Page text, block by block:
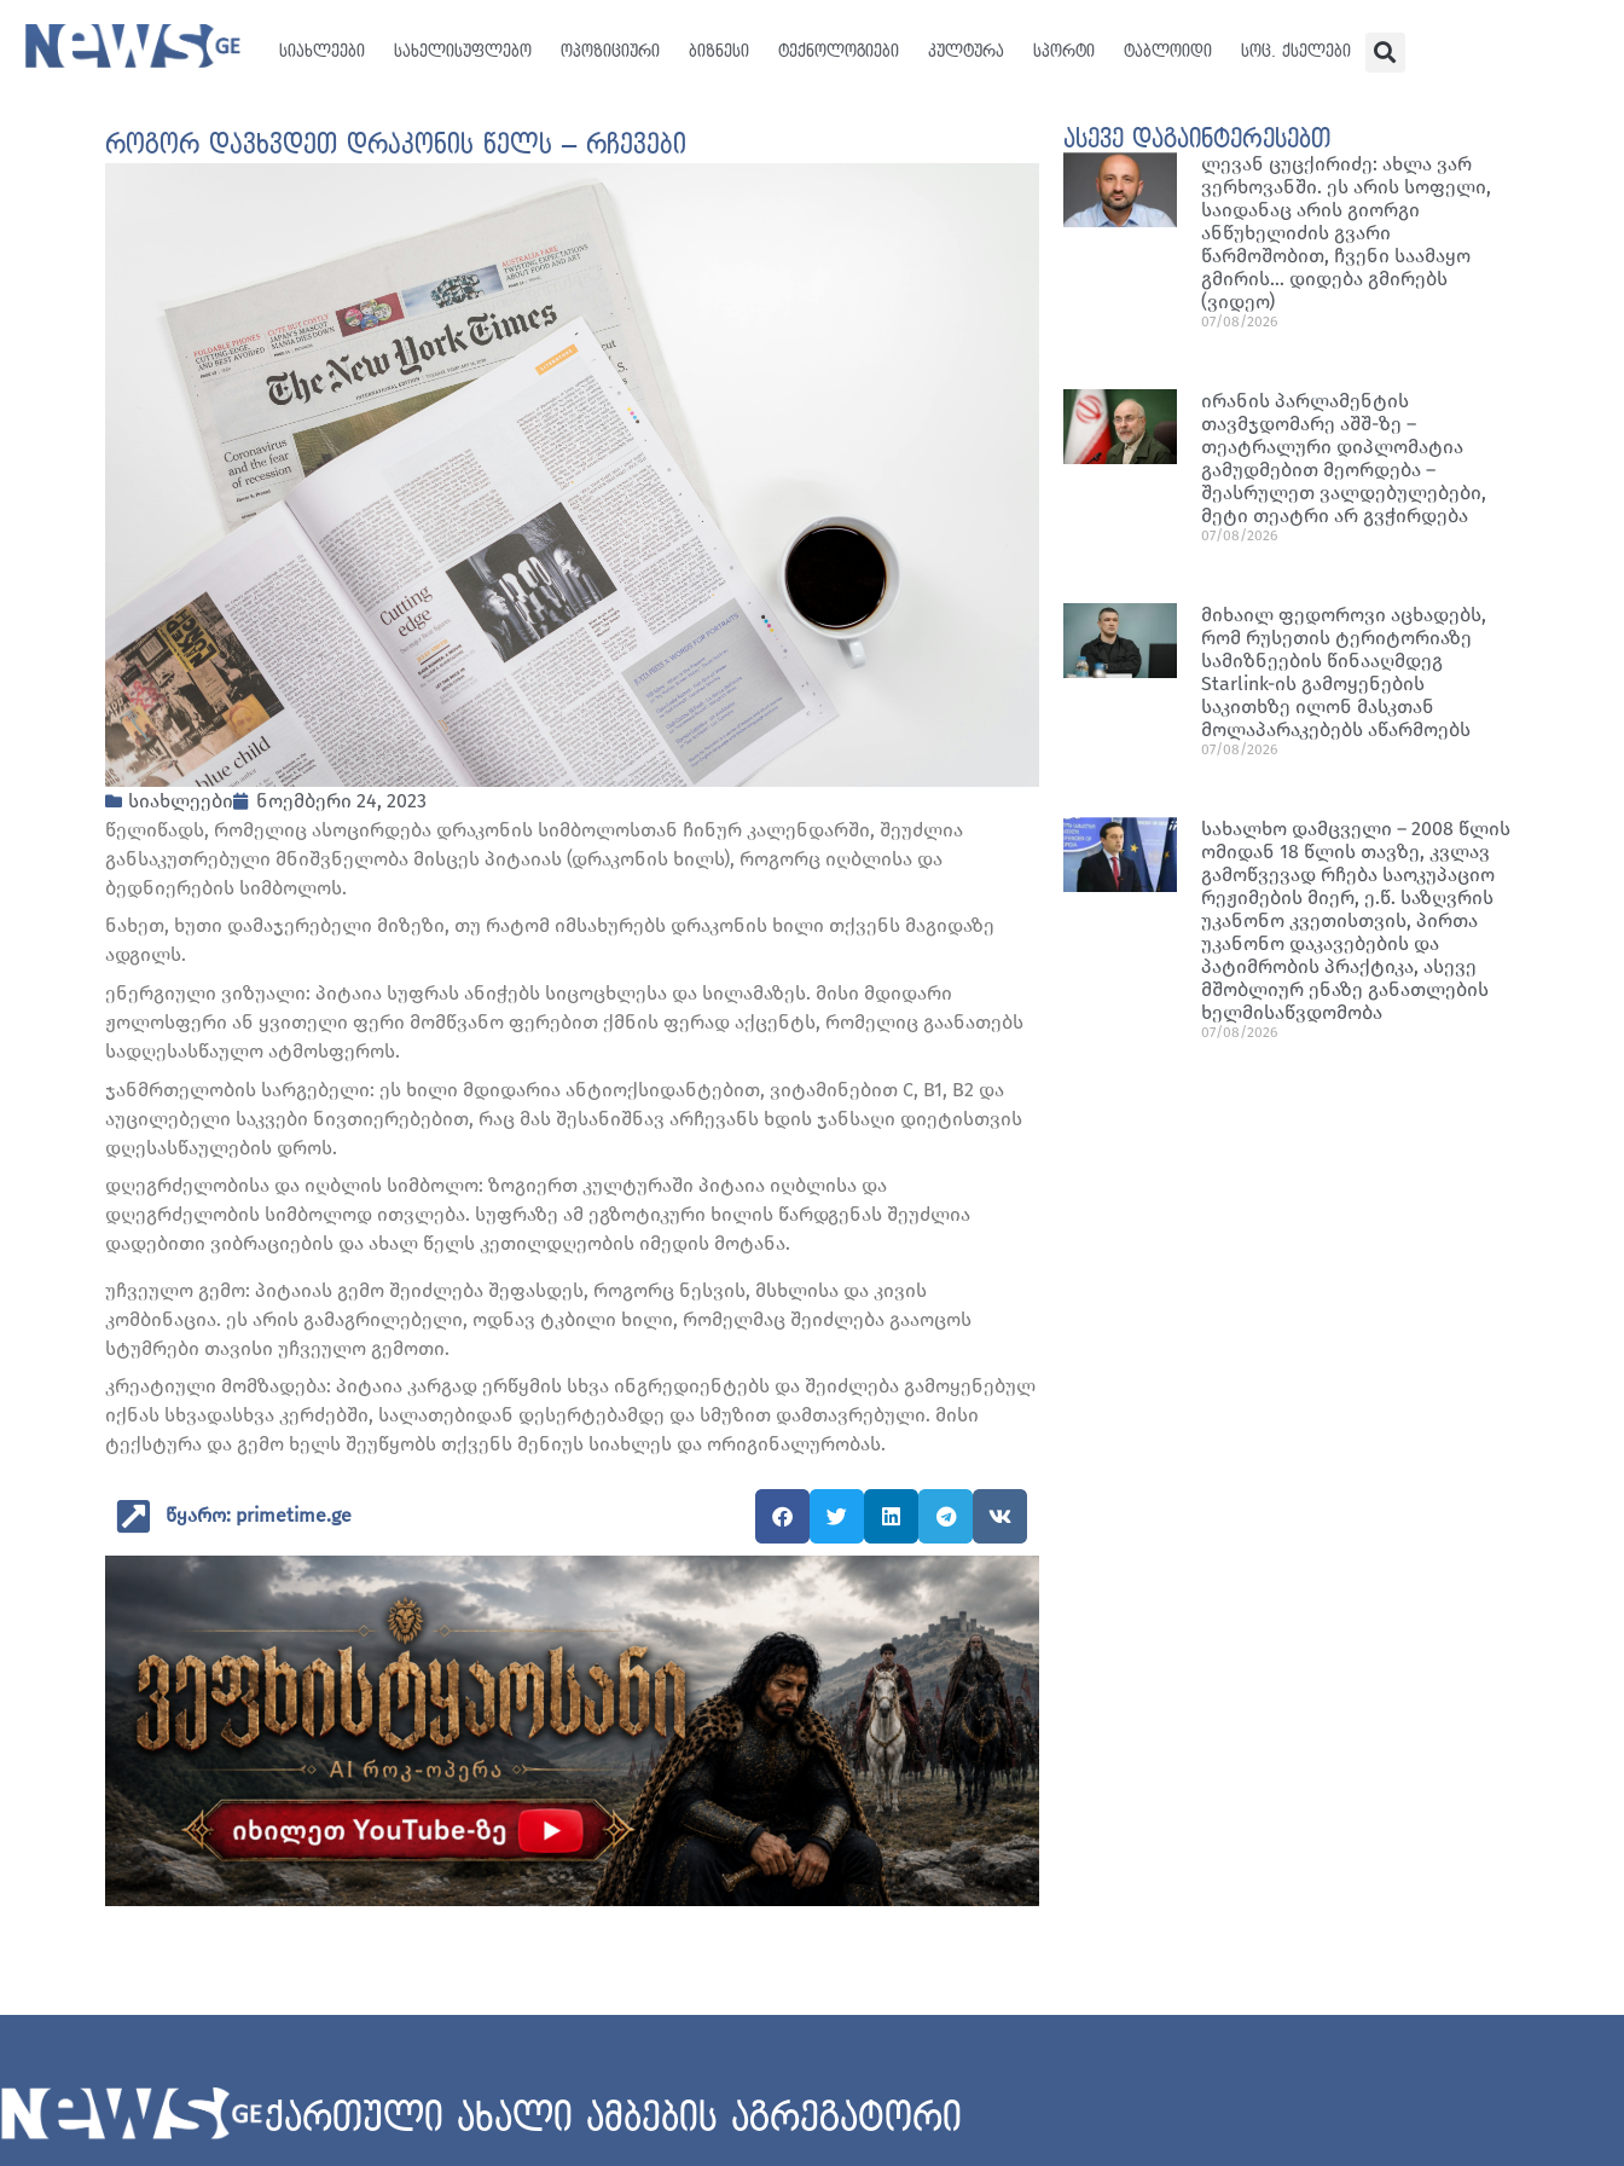
სიახლეები სახელისუფლებო ოპოზიციური ბიზნესი ტექნოლოგიები კულტურა სპორტი ტაბლოიდი სოც. ქსელები
როგორ დავხვდეთ დრაკონის წელს – რჩევები
სიახლეები
ნოემბერი 24, 2023
წელიწადს, რომელიც ასოცირდება დრაკონის სიმბოლოსთან ჩინურ კალენდარში, შეუძლია
განსაკუთრებული მნიშვნელობა მისცეს პიტაიას (დრაკონის ხილს), როგორც იღბლისა და
ბედნიერების სიმბოლოს.
ნახეთ, ხუთი დამაჯერებელი მიზეზი, თუ რატომ იმსახურებს დრაკონის ხილი თქვენს მაგიდაზე
ადგილს.
ენერგიული ვიზუალი: პიტაია სუფრას ანიჭებს სიცოცხლესა და სილამაზეს. მისი მდიდარი
ჟოლოსფერი ან ყვითელი ფერი მომწვანო ფერებით ქმნის ფერად აქცენტს, რომელიც გაანათებს
სადღესასწაულო ატმოსფეროს.
ჯანმრთელობის სარგებელი: ეს ხილი მდიდარია ანტიოქსიდანტებით, ვიტამინებით C, B1, B2 და
აუცილებელი საკვები ნივთიერებებით, რაც მას შესანიშნავ არჩევანს ხდის ჯანსაღი დიეტისთვის
დღესასწაულების დროს.
დღეგრძელობისა და იღბლის სიმბოლო: ზოგიერთ კულტურაში პიტაია იღბლისა და
დღეგრძელობის სიმბოლოდ ითვლება. სუფრაზე ამ ეგზოტიკური ხილის წარდგენას შეუძლია
დადებითი ვიბრაციების და ახალ წელს კეთილდღეობის იმედის მოტანა.
უჩვეულო გემო: პიტაიას გემო შეიძლება შეფასდეს, როგორც ნესვის, მსხლისა და კივის
კომბინაცია. ეს არის გამაგრილებელი, ოდნავ ტკბილი ხილი, რომელმაც შეიძლება გააოცოს
სტუმრები თავისი უჩვეულო გემოთი.
კრეატიული მომზადება: პიტაია კარგად ერწყმის სხვა ინგრედიენტებს და შეიძლება გამოყენებულ
იქნას სხვადასხვა კერძებში, სალათებიდან დესერტებამდე და სმუზით დამთავრებული. მისი
ტექსტურა და გემო ხელს შეუწყობს თქვენს მენიუს სიახლეს და ორიგინალურობას.
წყარო: primetime.ge
ასევე დაგაინტერესებთ
ლევან ცუცქირიძე: ახლა ვარ
ვერხოვანში. ეს არის სოფელი,
საიდანაც არის გიორგი
ანწუხელიძის გვარი
წარმოშობით, ჩვენი საამაყო
გმირის… დიდება გმირებს
(ვიდეო)
07/08/2026
ირანის პარლამენტის
თავმჯდომარე აშშ-ზე –
თეატრალური დიპლომატია
გამუდმებით მეორდება –
შეასრულეთ ვალდებულებები,
მეტი თეატრი არ გვჭირდება
07/08/2026
მიხაილ ფედოროვი აცხადებს,
რომ რუსეთის ტერიტორიაზე
სამიზნეების წინააღმდეგ
Starlink-ის გამოყენების
საკითხზე ილონ მასკთან
მოლაპარაკებებს აწარმოებს
07/08/2026
სახალხო დამცველი – 2008 წლის
ომიდან 18 წლის თავზე, კვლავ
გამოწვევად რჩება საოკუპაციო
რეჟიმების მიერ, ე.წ. საზღვრის
უკანონო კვეთისთვის, პირთა
უკანონო დაკავებების და
პატიმრობის პრაქტიკა, ასევე
მშობლიურ ენაზე განათლების
ხელმისაწვდომობა
07/08/2026
ქართული ახალი ამბების აგრეგატორი